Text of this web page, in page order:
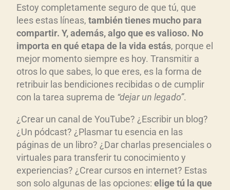
Estoy completamente seguro de que tú, que
lees estas líneas, también tienes mucho para
compartir. Y, además, algo que es valioso. No
importa en qué etapa de la vida estás, porque el
mejor momento siempre es hoy. Transmitir a
otros lo que sabes, lo que eres, es la forma de
retribuir las bendiciones recibidas o de cumplir
con la tarea suprema de “dejar un legado”.
¿Crear un canal de YouTube? ¿Escribir un blog?
¿Un pódcast? ¿Plasmar tu esencia en las
páginas de un libro? ¿Dar charlas presenciales o
virtuales para transferir tu conocimiento y
experiencias? ¿Crear cursos en internet? Estas
son solo algunas de las opciones: elige tú la que